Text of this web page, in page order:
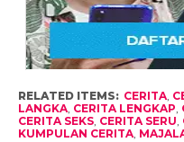
RELATED ITEMS: CERITA,
LANGKA, CERITA LENGKAP,
CERITA SEKS, CERITA SERU,
KUMPULAN CERITA,